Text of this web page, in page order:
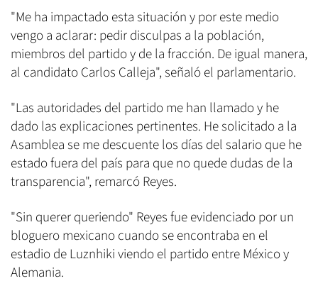
"Me ha impactado esta situación y por este medio
vengo a aclarar: pedir disculpas a la población,
miembros del partido y de la fracción. De igual manera,
al candidato Carlos Calleja", señaló el parlamentario.
"Las autoridades del partido me han llamado y he
dado las explicaciones pertinentes. He solicitado a la
Asamblea se me descuente los días del salario que he
estado fuera del país para que no quede dudas de la
transparencia", remarcó Reyes.
"Sin querer queriendo" Reyes fue evidenciado por un
bloguero mexicano cuando se encontraba en el
estadio de Luznhiki viendo el partido entre México y
Alemania.